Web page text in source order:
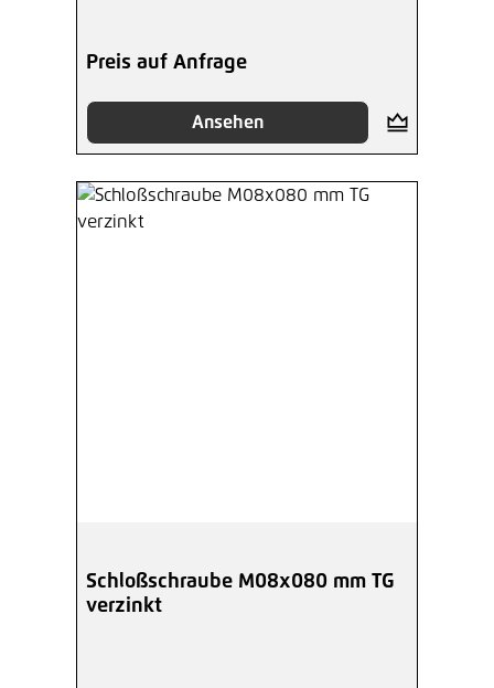
Preis auf Anfrage
Ansehen
Schloßschraube M08x080 mm TG
verzinkt